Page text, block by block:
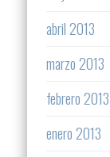
abril 2013
marzo 2013
febrero 2013
enero 2013